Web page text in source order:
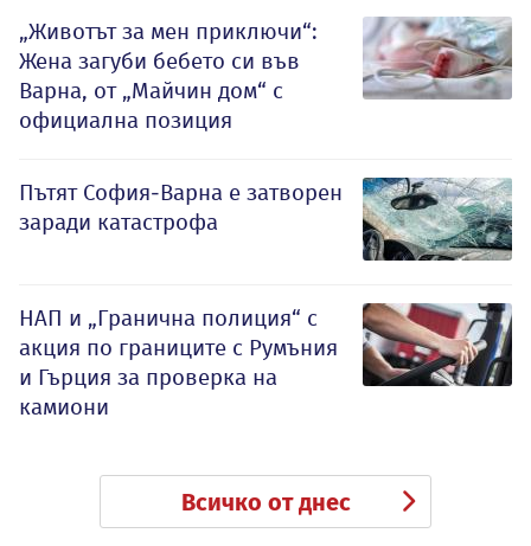
„Животът за мен приключи“:
Жена загуби бебето си във
Варна, от „Майчин дом“ с
официална позиция
Пътят София-Варна е затворен
заради катастрофа
НАП и „Гранична полиция“ с
акция по границите с Румъния
и Гърция за проверка на
камиони
Всичко от днес